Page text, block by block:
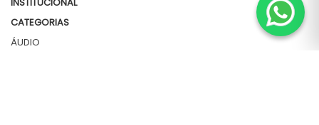
CATEGORIAS
ÁUDIO